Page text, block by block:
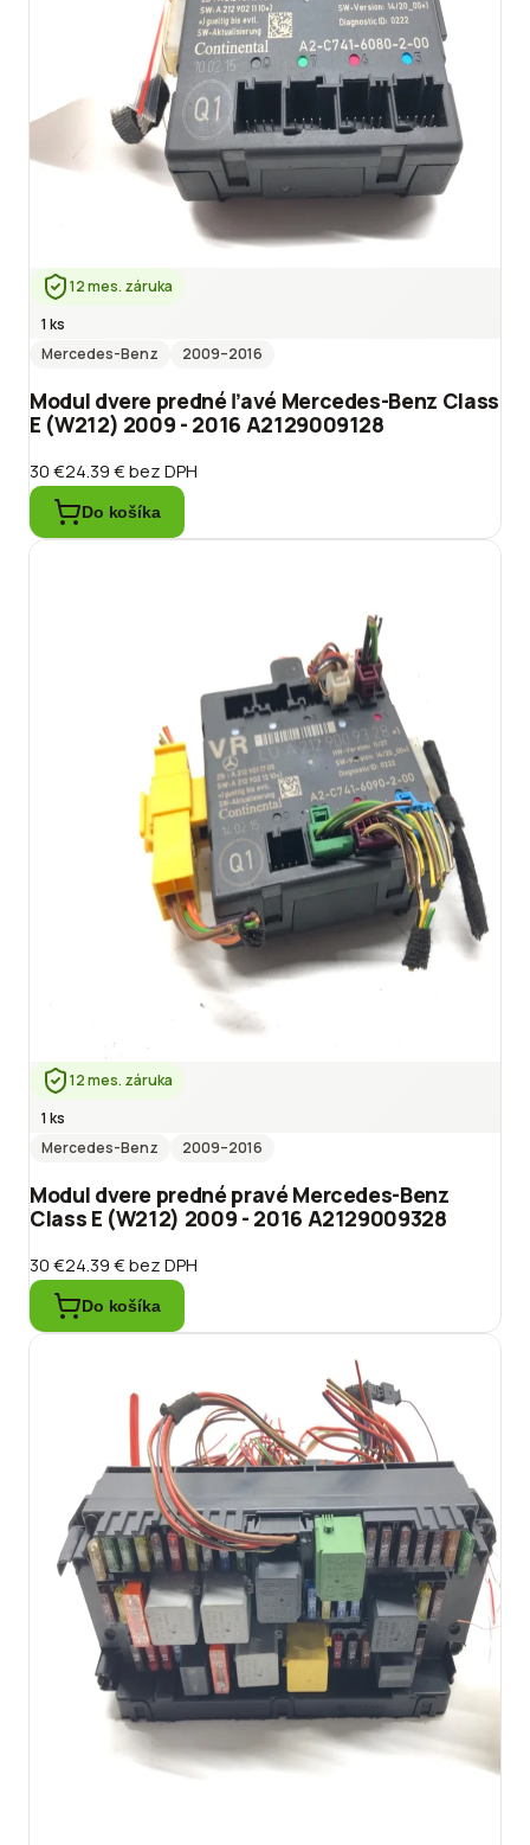
12 mes. záruka
1 ks
Mercedes-Benz
2009–2016
Modul dvere predné ľavé Mercedes-Benz Class
E (W212) 2009 - 2016 A2129009128
30 €24.39 €bez DPH
Do košíka
12 mes. záruka
1 ks
Mercedes-Benz
2009–2016
Modul dvere predné pravé Mercedes-Benz
Class E (W212) 2009 - 2016 A2129009328
30 €24.39 €bez DPH
Do košíka